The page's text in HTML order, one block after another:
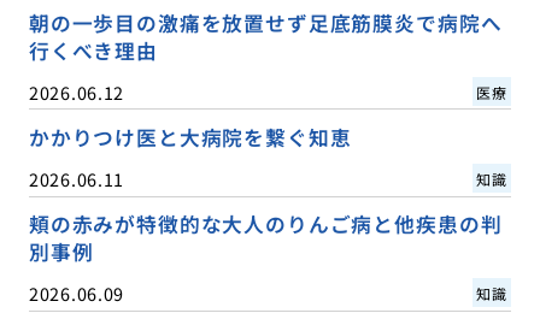
朝の一歩目の激痛を放置せず足底筋膜炎で病院へ
行くべき理由
2026.06.12 医療
かかりつけ医と大病院を繋ぐ知恵
2026.06.11 知識
頬の赤みが特徴的な大人のりんご病と他疾患の判
別事例
2026.06.09 知識